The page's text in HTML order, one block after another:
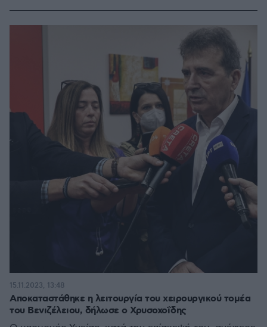
Αποκαταστάθηκε η λειτουργία του χειρουργικού τομέα
του Βενιζέλειου, δήλωσε ο Χρυσοχοΐδης
15.11.2023, 13:48